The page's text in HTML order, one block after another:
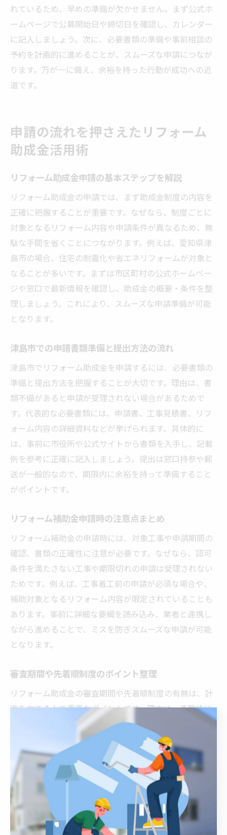
れているため、早めの準備が欠かせません。まず公式ホ
ームページで公募開始日や締切日を確認し、カレンダー
に記入しましょう。次に、必要書類の準備や事前相談の
予約を計画的に進めることが、スムーズな申請につなが
ります。万が一に備え、余裕を持った行動が成功への近
道です。
申請の流れを押さえたリフォーム
助成金活用術
リフォーム助成金申請の基本ステップを解説
リフォーム助成金の申請では、まず助成金制度の内容を
正確に把握することが重要です。なぜなら、制度ごとに
対象となるリフォーム内容や申請条件が異なるため、無
駄な手間を省くことにつながります。例えば、愛知県津
島市の場合、住宅の耐震化や省エネリフォームが対象と
なることが多いです。まずは市区町村の公式ホームペー
ジや窓口で最新情報を確認し、助成金の概要・条件を整
理しましょう。これにより、スムーズな申請準備が可能
となります。
津島市での申請書類準備と提出方法の流れ
津島市でリフォーム助成金を申請するには、必要書類の
準備と提出方法を把握することが大切です。理由は、書
類不備があると申請が受理されない場合があるためで
す。代表的な必要書類には、申請書、工事見積書、リフ
ォーム内容の詳細資料などが挙げられます。具体的に
は、事前に市役所や公式サイトから書類を入手し、記載
例を参考に正確に記入しましょう。提出は窓口持参や郵
送が一般的なので、期限内に余裕を持って準備すること
がポイントです。
リフォーム補助金申請時の注意点まとめ
リフォーム補助金の申請時には、対象工事や申請期間の
確認、書類の正確性に注意が必要です。なぜなら、認可
条件を満たさない工事や期限切れの申請は受理されない
ためです。例えば、工事着工前の申請が必須な場合や、
補助対象となるリフォーム内容が限定されていることも
あります。事前に詳細な要綱を読み込み、業者と連携し
ながら進めることで、ミスを防ぎスムーズな申請が可能
となります。
審査期間や先着順制度のポイント整理
リフォーム助成金の審査期間や先着順制度の有無は、計
画を立てる上で重要なポイントです。理由は、予算枠に
達すると受付が終了する場合があるためです。例えば、
津島市では年度ごとに枠が設定されていることが多く、
申し込みが集中すると早期終了もあり得ます。公式発表
の受付開始日を把握し、必要書類を事前に整えておくこ
とで、先着順の助成金にも的確に対応できます。
リフォーム申請に役立つスケジュール管理術